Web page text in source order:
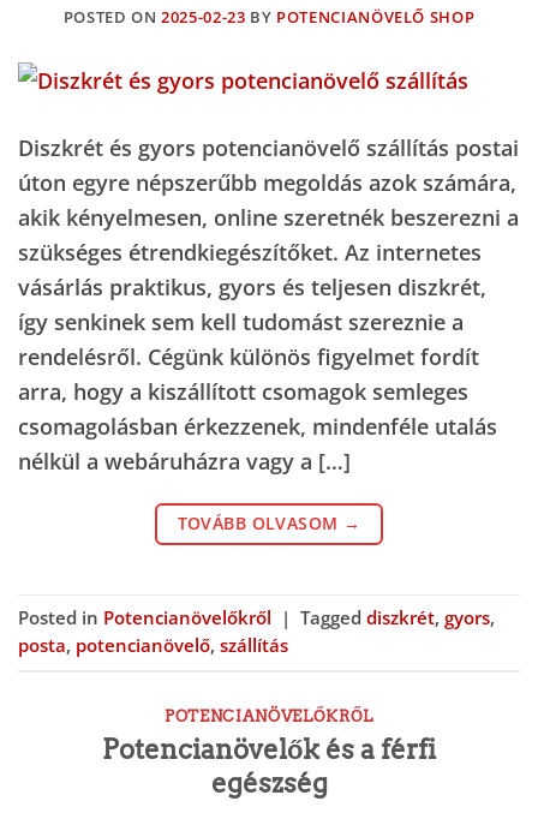
POSTED ON2025-02-23 BY POTENCIANÖVELŐ SHOP
Diszkrét és gyors potencianövelő szállítás postai
úton egyre népszerűbb megoldás azok számára,
akik kényelmesen, online szeretnék beszerezni a
szükséges étrendkiegészítőket. Az internetes
vásárlás praktikus, gyors és teljesen diszkrét,
így senkinek sem kell tudomást szereznie a
rendelésről. Cégünk különös figyelmet fordít
arra, hogy a kiszállított csomagok semleges
csomagolásban érkezzenek, mindenféle utalás
nélkül a webáruházra vagy a […]
TOVÁBB OLVASOM →
Posted in Potencianövelőkről | Tagged diszkrét, gyors,
posta, potencianövelő, szállítás
POTENCIANÖVELŐKRŐL
Potencianövelők és a férfi
egészség